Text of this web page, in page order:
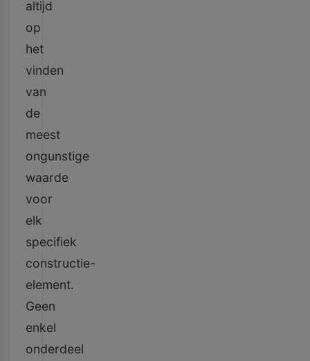
altijd
op
het
vinden
van
de
meest
ongunstige
waarde
voor
elk
specifiek
constructie-
element.
Geen
enkel
onderdeel